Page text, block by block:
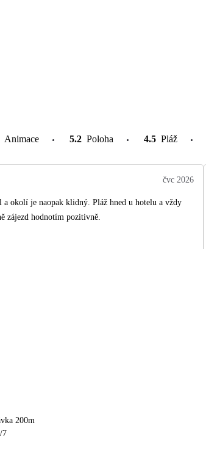
Animace 5.2 Poloha 4.5 Pláž
čvc 2026
okolí je naopak klidný. Pláž hned u hotelu a vždy
zájezd hodnotím pozitivně.
200m
7